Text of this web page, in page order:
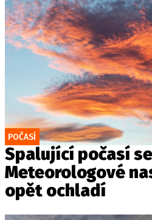
POČASÍ
Spalující počasí
Meteorologové
opět ochladí